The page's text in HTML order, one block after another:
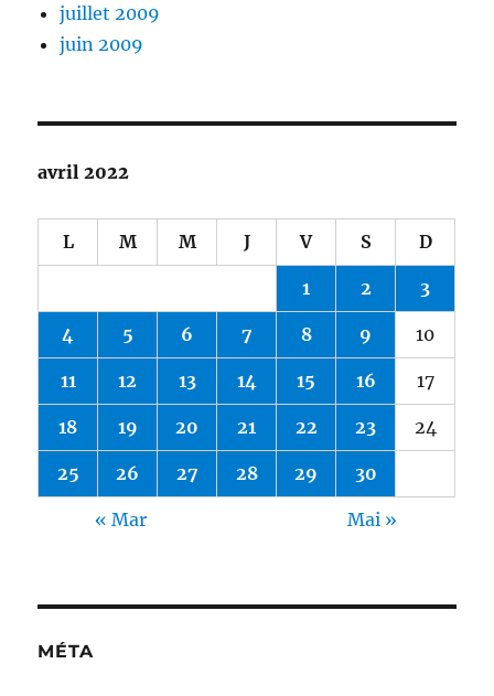
juillet 2009
juin 2009
avril 2022
L M M J V S D
1 2 3
4 5 6 7 8 9 10
11 12 13 14 15 16 17
18 19 20 21 22 23 24
25 26 27 28 29 30
« Mar Mai »
MÉTA